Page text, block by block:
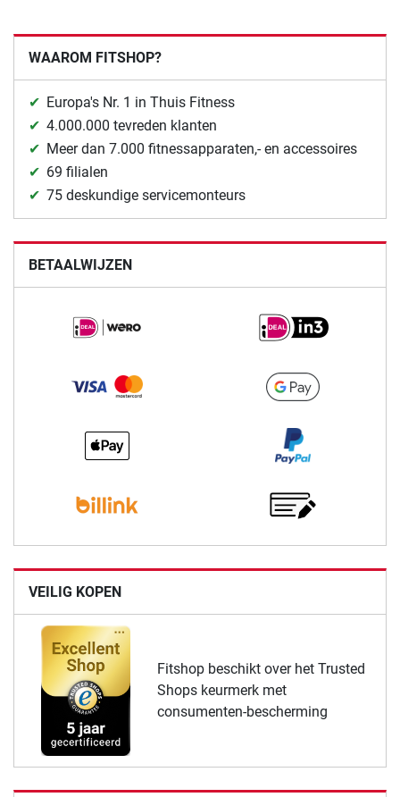
WAAROM FITSHOP?
Europa's Nr. 1 in Thuis Fitness
4.000.000 tevreden klanten
Meer dan 7.000 fitnessapparaten,- en accessoires
69 filialen
75 deskundige servicemonteurs
BETAALWIJZEN
VEILIG KOPEN
Fitshop beschikt over het Trusted
Shops keurmerk met
consumenten-bescherming